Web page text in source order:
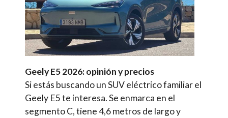
Geely E5 2026: opinión y precios
Si estás buscando un SUV eléctrico familiar el
Geely E5 te interesa. Se enmarca en el
segmento C, tiene 4,6 metros de largo y